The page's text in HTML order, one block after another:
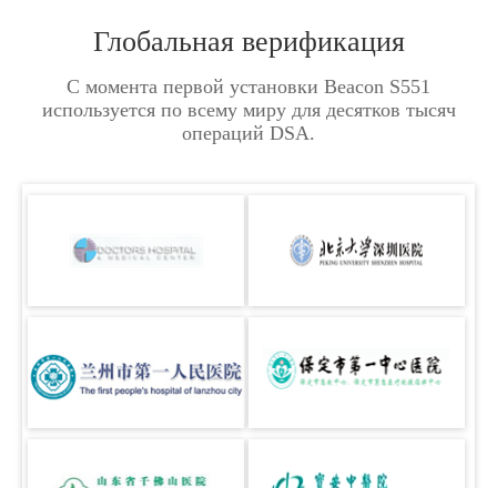
Глобальная верификация
С момента первой установки Beacon S551
используется по всему миру для десятков тысяч
операций DSA.